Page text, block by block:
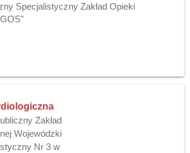
Specjalistyczny Zakład Opieki
Zakład
Wojewódzki
Nr 3 w